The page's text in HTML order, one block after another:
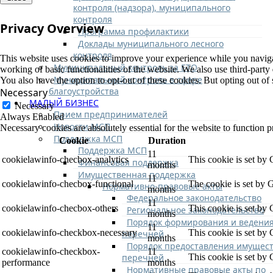
контроля (надзора), муниципального
контроля
Программа профилактики
Доклады муниципального лесного
контроля
Муниципальный контроль за ЕТО
Муниципальный контроль в сфере
благоустройства
МАЛЫЙ БИЗНЕС
Прием предпринимателей
Новости МСП
Поддержка МСП
Поддержка МСП
Финансовая поддержка
Имущественная поддержка
Нормативно-правовые акты
Федеральное законодательство
Региональное законодательство
Порядок формирования и ведения
перечней
Порядок предоставления
перечней
Нормативные правовые акты по
Privacy Overview
This website uses cookies to improve your experience while you
working of basic functionalities of the website. We also use third-
You also have the option to opt-out of these cookies. But opting out
Necessary
Necessary
Always Enabled
Necessary cookies are absolutely essential for the website to function
Cookie
Duration
cookielawinfo-checbox-analytics
11
months
This cookie is set by
cookielawinfo-checbox-functional
11
months
The cookie is set by
cookielawinfo-checbox-others
11
months
This cookie is set by
cookielawinfo-checkbox-necessary
11
months
This cookie is set by
cookielawinfo-checkbox-
performance
11
months
This cookie is set by